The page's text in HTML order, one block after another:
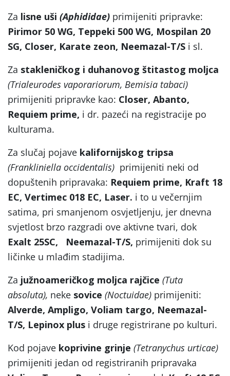
Za lisne uši (Aphididae) primijeniti pripravke:
Pirimor 50 WG, Teppeki 500 WG, Mospilan 20
SG, Closer, Karate zeon, Neemazal-T/S i sl.
Za stakleničkog i duhanovog štitastog moljca
(Trialeurodes vaporariorum, Bemisia tabaci)
primijeniti pripravke kao: Closer, Abanto,
Requiem prime, i dr. pazeći na registracije po
kulturama.
Za slučaj pojave kalifornijskog tripsa
(Frankliniella occidentalis) primijeniti neki od
dopuštenih pripravaka: Requiem prime, Kraft 18
EC, Vertimec 018 EC, Laser. i to u večernjim
satima, pri smanjenom osvjetljenju, jer dnevna
svjetlost brzo razgradi ove aktivne tvari, dok
Exalt 25SC,
Neemazal-T/S, primijeniti dok su
ličinke u mlađim stadijima.
Za južnoameričkog moljca rajčice (Tuta
absoluta), neke sovice (Noctuidae) primijeniti:
Alverde, Ampligo, Voliam targo, Neemazal-
T/S, Lepinox plus i druge registrirane po kulturi.
Kod pojave koprivine grinje (Tetranychus urticae)
primijeniti jedan od registriranih pripravaka